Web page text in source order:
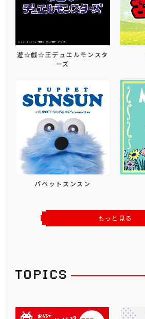
遊☆戯☆王デュエルモンスタ
ーズ
パペットスンスン
もっと見る